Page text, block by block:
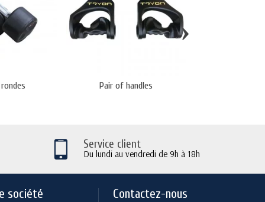
Pair of handles
›
Service client
Du lundi au vendredi de 9h à 18h
société Contactez-nous